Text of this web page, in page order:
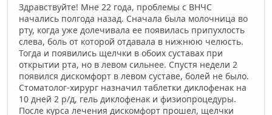
Здравствуйте! Мне 22 года, проблемы с ВНЧС
начались полгода назад. Сначала была молочница во
рту, когда уже долечивала ее появилась припухлость
слева, боль от которой отдавала в нижнюю челюсть.
Тогда и появились щелчки в обоих суставах при
открытии рта, но в левом сильнее. Спустя недели 2
появился дискомфорт в левом суставе, болей не было.
Стоматолог-хирург назначил таблетки диклофенак на
10 дней 2 р/д, гель диклофенак и физиопроцедуры.
После курса лечения дискомфорт прошел, щелчки